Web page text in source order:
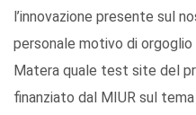
l’innovazione presente sul
personale motivo di
Matera quale test site del
finanziato dal MIUR sul